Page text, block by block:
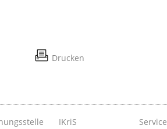
Drucken
IKriS Service